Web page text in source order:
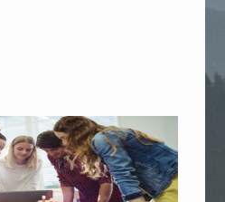
Angaben